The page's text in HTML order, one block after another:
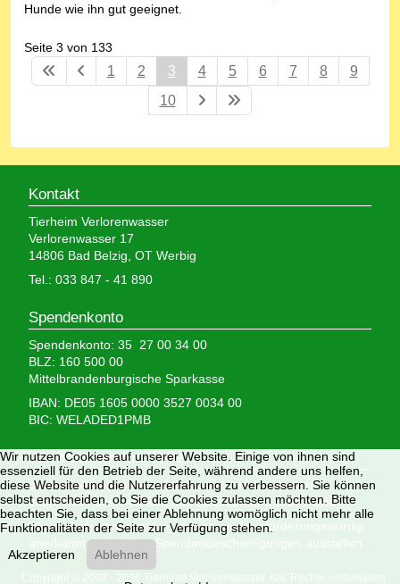
Hunde wie ihn gut geeignet.
Seite 3 von 133
1 2 3 4 5 6 7 8
9
10
Kontakt
Tierheim Verlorenwasser
Verlorenwasser 17
14806 Bad Belzig, OT Werbig
Tel.: 033 847 - 41 890
Spendenkonto
Spendenkonto: 35 27 00 34 00
BLZ: 160 500 00
Mittelbrandenburgische Sparkasse
IBAN: DE05 1605 0000 3527 0034 00
BIC: WELADED1PMB
Wir brauchen Ihre Hilfe,
denn wir erhalten keinerlei staatliche Hilfe, sondern
finanzieren das Tierheim aus Spenden und Erbschaften.
Wir sind als gemeinnützig und besonders förderungswürdig
anerkannt und dürfen Spendenbescheinigungen ausstellen.
Copyright © 2008 - 2026 Tierheim Verlorenwasser. Alle Rechte vorbehalten.
Wir nutzen Cookies auf unserer Website. Einige von ihnen sind
essenziell für den Betrieb der Seite, während andere uns helfen,
diese Website und die Nutzererfahrung zu verbessern. Sie können
selbst entscheiden, ob Sie die Cookies zulassen möchten. Bitte
beachten Sie, dass bei einer Ablehnung womöglich nicht mehr alle
Funktionalitäten der Seite zur Verfügung stehen.
Akzeptieren
Ablehnen